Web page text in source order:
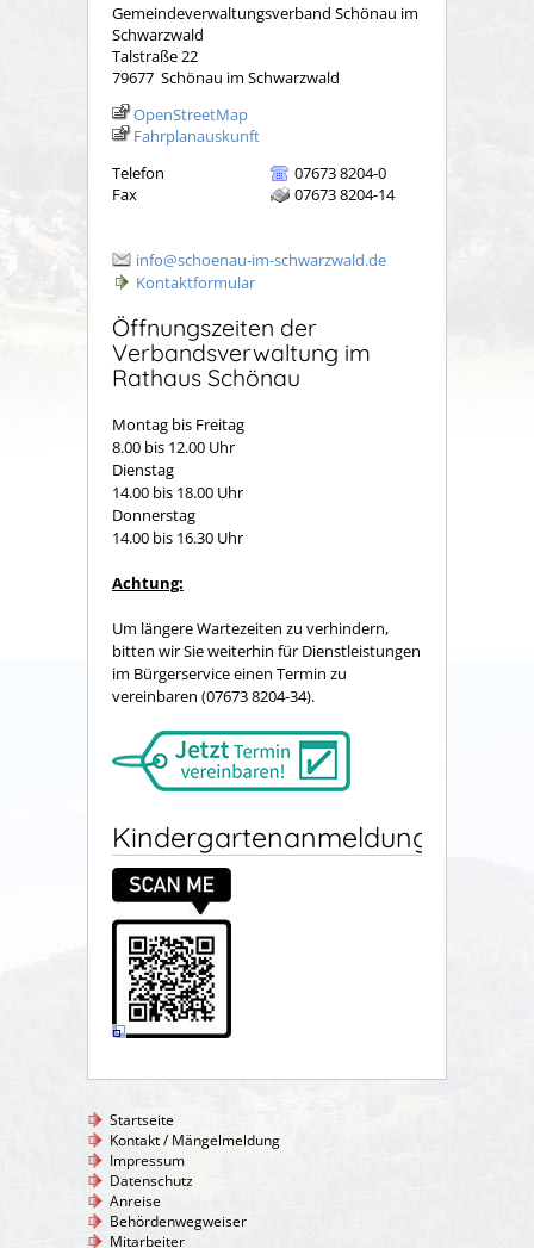
Gemeindeverwaltungsverband Schönau im
Schwarzwald
Talstraße 22
79677 Schönau im Schwarzwald
OpenStreetMap
Fahrplanauskunft
Telefon
07673 8204-0
Fax
07673 8204-14
info@schoenau-im-schwarzwald.de
Kontaktformular
Öffnungszeiten der
Verbandsverwaltung im
Rathaus Schönau
Montag bis Freitag
8.00 bis 12.00 Uhr
Dienstag
14.00 bis 18.00 Uhr
Donnerstag
14.00 bis 16.30 Uhr
Achtung:
Um längere Wartezeiten zu verhindern,
bitten wir Sie weiterhin für Dienstleistungen
im Bürgerservice einen Termin zu
vereinbaren (07673 8204-34).
Kindergartenanmeldung
Startseite
Kontakt / Mängelmeldung
Impressum
Datenschutz
Anreise
Behördenwegweiser
Mitarbeiter